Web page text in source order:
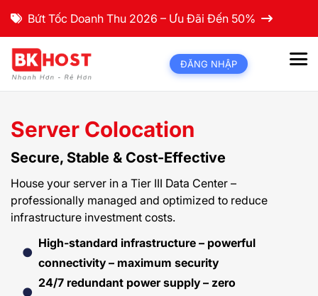
Bứt Tốc Doanh Thu 2026 – Ưu Đãi Đến 50%
ĐĂNG NHẬP
Server Colocation
Secure, Stable & Cost-Effective
House your server in a Tier III Data Center –
professionally managed and optimized to reduce
infrastructure investment costs.
High-standard infrastructure – powerful
connectivity – maximum security
24/7 redundant power supply – zero